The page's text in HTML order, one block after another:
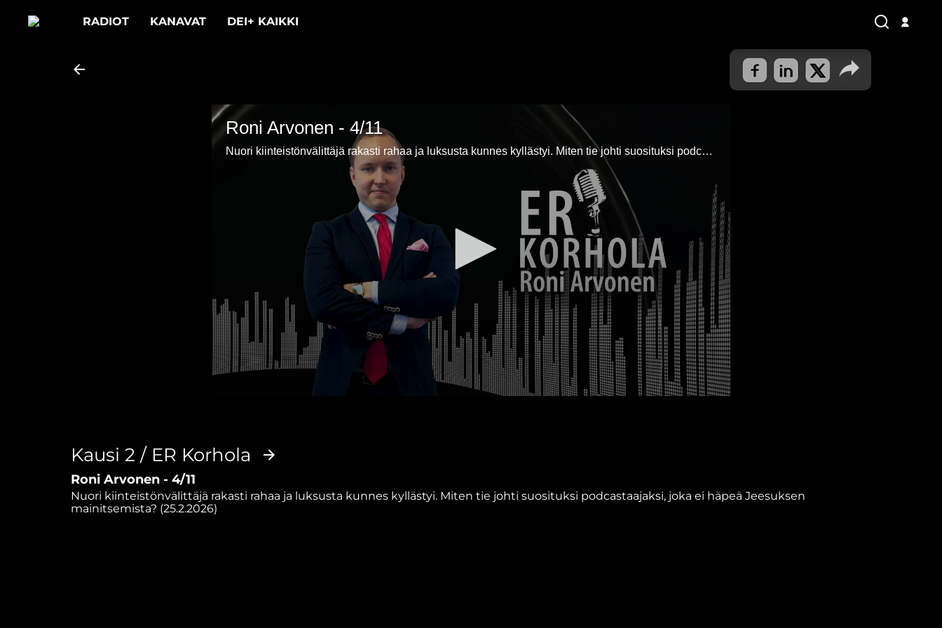
RADIOT KANAVAT DEI+ KAIKKI
Roni Arvonen - 4/11
Nuori kiinteistönvälittäjä rakasti rahaa ja luksusta kunnes kyllästyi. Miten tie johti suosituksi podcastaajaksi, joka ei häpeä Jeesuksen mainitsemista? (25.2.2026)
hour,
1
seconds
Volume
90%
Kausi 2 / ER Korhola
Roni Arvonen - 4/11
Nuori kiinteistönvälittäjä rakasti rahaa ja luksusta kunnes kyllästyi. Miten tie johti suosituksi podcastaajaksi, joka ei häpeä Jeesuksen
mainitsemista? (25.2.2026)